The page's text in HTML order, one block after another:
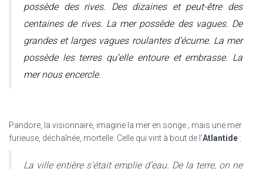
possède des rives. Des dizaines et peut-être des
centaines de rives. La mer possède des vagues. De
grandes et larges vagues roulantes d’écume. La mer
possède les terres qu’elle entoure et embrasse. La
mer nous encercle.
Pandore, la visionnaire, imagine la mer en songe ; mais une mer
furieuse, déchaînée, mortelle. Celle qui vint à bout de l’Atlantide :
La ville entière s’était emplie d’eau. De la terre, on ne